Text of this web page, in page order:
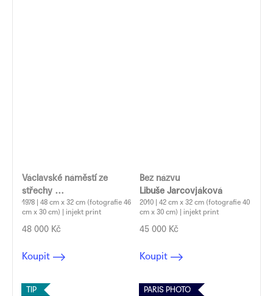
Václavské náměstí ze
střechy
Libuše Jarcovjáková
1978 | 48 cm x 32 cm (fotografie 46
cm x 30 cm) | injekt print
48 000 Kč
Koupit
Bez názvu
Libuše Jarcovjáková
2010 | 42 cm x 32 cm (fotografie 40
cm x 30 cm) | injekt print
45 000 Kč
Koupit
TIP PARIS PHOTO